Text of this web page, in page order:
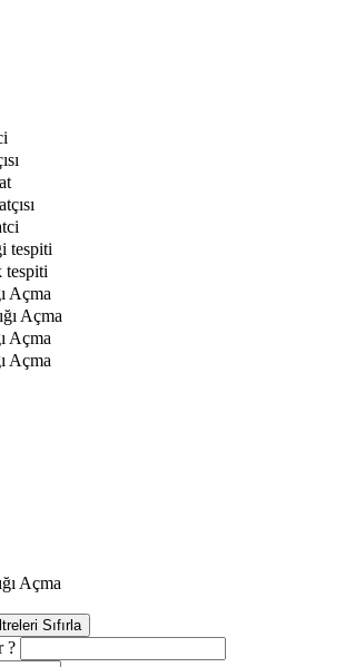
tespiti
tespiti
Açma
Açma
Açma
Açma
Açma
Sıfırla
?